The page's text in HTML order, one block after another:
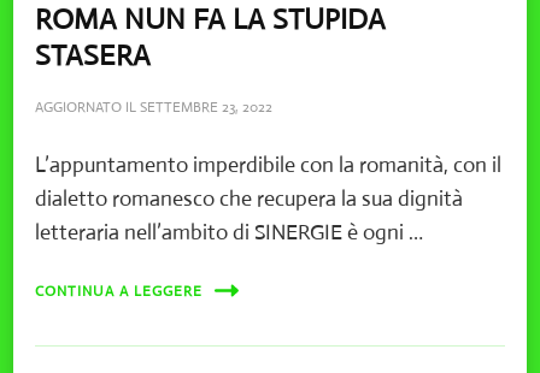
ROMA NUN FA LA STUPIDA
STASERA
AGGIORNATO ILSETTEMBRE 23, 2022
L’appuntamento imperdibile con la romanità, con il
dialetto romanesco che recupera la sua dignità
letteraria nell’ambito di SINERGIE è ogni …
CONTINUA A LEGGERE